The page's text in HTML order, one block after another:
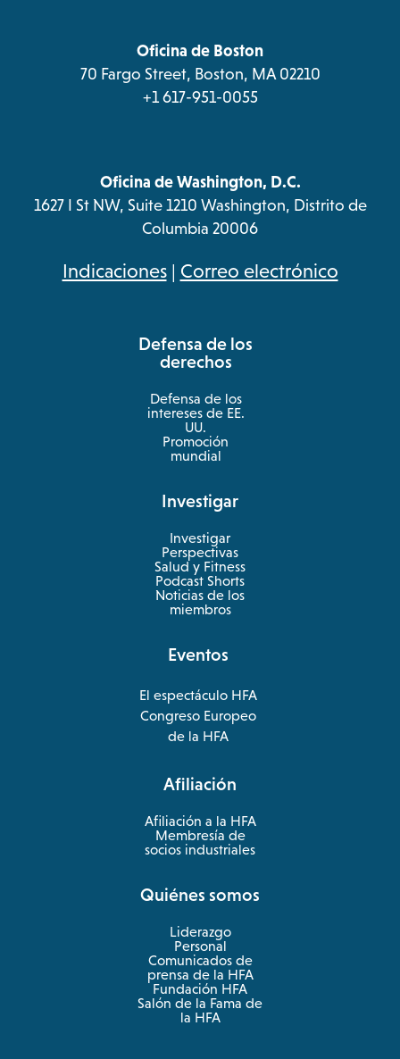
tab
Oficina de Boston
70 Fargo Street, Boston, MA 02210
+1 617-951-0055
Oficina de Washington, D.C.
1627 I St NW, Suite 1210 Washington, Distrito de
Columbia 20006
Indicacionesopens
new
| Correo electrónico
Defensa de los
derechos
Defensa de los
intereses de EE.
UU.
Promoción
mundial
Investigar
Investigar
Perspectivas
Salud y Fitness
opens
in
a
new
Podcast Shorts
Noticias de los
miembros
Eventos
El espectáculo HFA
opens
in
a
tab
Congreso Europeo
de la HFA
opens
tab
Afiliación
Afiliación a la HFA
Membresía de
socios industriales
Quiénes somos
Liderazgo
Personal
Comunicados de
prensa de la HFA
Fundación HFA
Salón de la Fama de
la HFA